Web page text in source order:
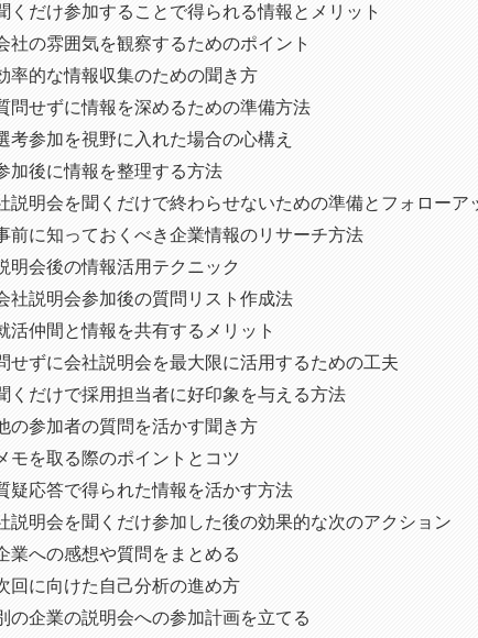
くだけ参加することで得られる情報とメリット
社の雰囲気を観察するためのポイント
率的な情報収集のための聞き方
問せずに情報を深めるための準備方法
考参加を視野に入れた場合の心構え
加後に情報を整理する方法
説明会を聞くだけで終わらせないための準備とフォローア
前に知っておくべき企業情報のリサーチ方法
明会後の情報活用テクニック
社説明会参加後の質問リスト作成法
活仲間と情報を共有するメリット
せずに会社説明会を最大限に活用するための工夫
くだけで採用担当者に好印象を与える方法
の参加者の質問を活かす聞き方
モを取る際のポイントとコツ
疑応答で得られた情報を活かす方法
説明会を聞くだけ参加した後の効果的な次のアクション
業への感想や質問をまとめる
回に向けた自己分析の進め方
の企業の説明会への参加計画を立てる